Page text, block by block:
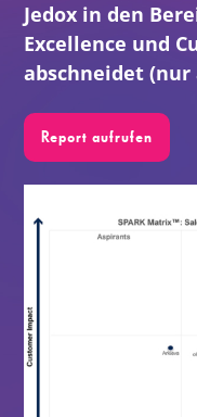
DE
Jedox in den
Excellence und
abschneidet (nur
Report aufrufen